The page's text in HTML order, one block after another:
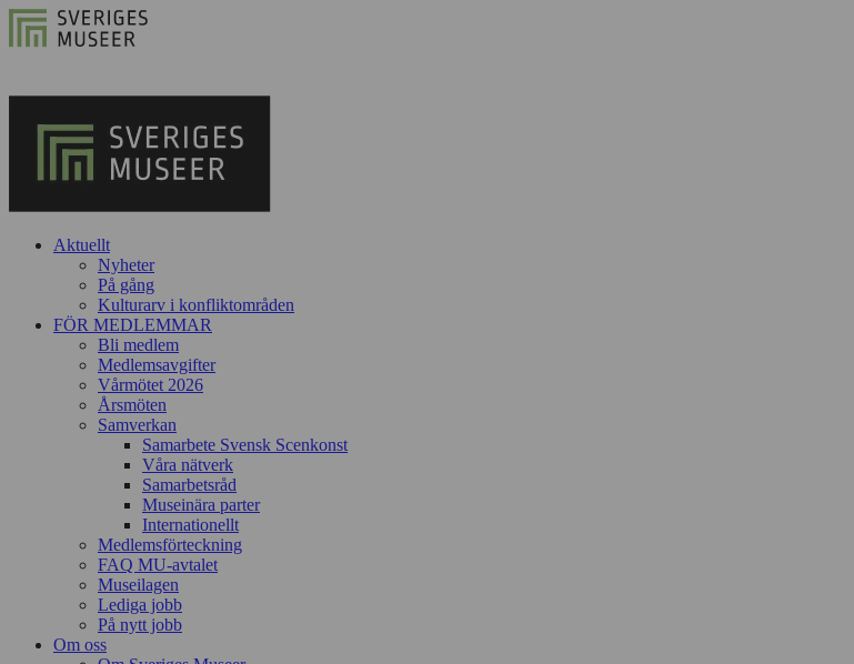
Aktuellt
Nyheter
På gång
Kulturarv i konfliktområden
FÖR MEDLEMMAR
Bli medlem
Medlemsavgifter
Vårmötet 2026
Årsmöten
Samverkan
Samarbete Svensk Scenkonst
Våra nätverk
Samarbetsråd
Museinära parter
Internationellt
Medlemsförteckning
FAQ MU-avtalet
Museilagen
Lediga jobb
På nytt jobb
Om oss